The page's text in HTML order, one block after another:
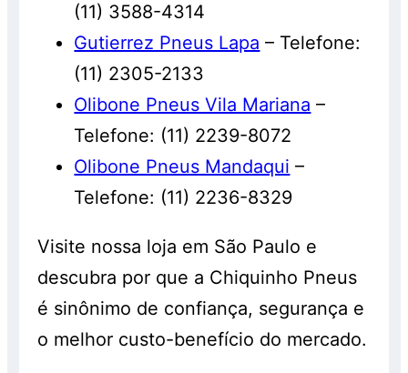
(11) 3588-4314
Gutierrez Pneus Lapa – Telefone:
(11) 2305-2133
Olibone Pneus Vila Mariana –
Telefone: (11) 2239-8072
Olibone Pneus Mandaqui –
Telefone: (11) 2236-8329
Visite nossa loja em São Paulo e
descubra por que a Chiquinho Pneus
é sinônimo de confiança, segurança e
o melhor custo-benefício do mercado.